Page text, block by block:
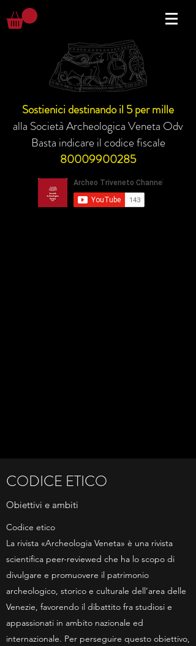
Sostienici destinando il 5 per mille
alla Società Archeologica Veneta Odv
Basta indicare il codice fiscale
80009900285
CODICE ETICO
Obiettivi e ambiti
Codice etico
La rivista «Archeologia Veneta» è una rivista
scientifica peer-reviewed che ha lo scopo di
divulgare e promuovere il patrimonio
archeologico, storico e culturale dell’area delle
Venezie, favorendo il dibattito fra studiosi e
appassionati in ambito nazionale ed
internazionale. Per perseguire questo obiettivo,